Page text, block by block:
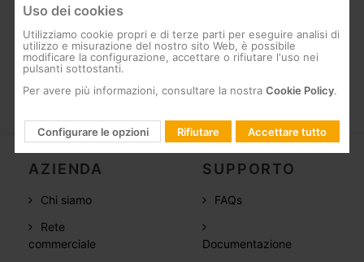
con vassoio
per la fusione.
AZIENDA
Chi siamo
Rete
commerciale
SUPPORTO
FAQs
Documentazione
Uso dei cookies
Utilizziamo cookie propri e di terze parti per eseguire analisi di
utilizzo e misurazione del nostro sito Web, è possibile
modificare la configurazione, accettare o rifiutare l'uso nei
pulsanti sottostanti.
Per avere più informazioni, consultare la nostra Cookie Policy.
Configurare le opzioni Rifiutare Accettare tutto